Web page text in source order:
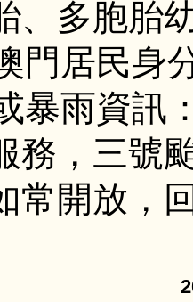
、多胞胎
門居民身
暴雨資訊
務，三號
常開放，